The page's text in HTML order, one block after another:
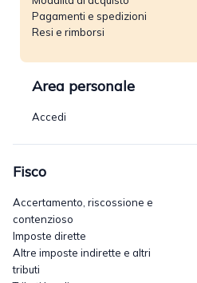
Pagamenti e spedizioni
Resi e rimborsi
Area personale
Accedi
Fisco
Accertamento, riscossione e
contenzioso
Imposte dirette
Altre imposte indirette e altri
tributi